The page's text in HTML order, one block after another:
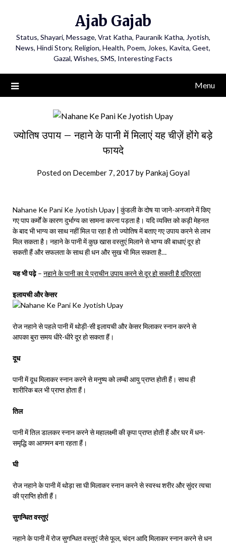
Ajab Gajab
Status, Shayari, Message, Vrat Katha, Pauranik Katha, Jyotish,
News, Hindi Story, Religion, Health, Poem, Jokes, Kavita, Geet,
Gazal, Wishes, SMS, Interesting Facts
Menu
ज्योतिष उपाय – नहाने के पानी में मिलाएं यह चीज़ें होंगे बड़े
फायदे
Posted on December 7, 2017 by Pankaj Goyal
Nahane Ke Pani Ke Jyotish Upay | कुंडली के दोष या जाने-अनजाने में किए
गए पाप कर्मों के कारण दुर्भाग्य का सामना करना पड़ता है। यदि व्यक्ति को कड़ी मेहनत
के बाद भी भाग्य का साथ नहीं मिल पा रहा है तो ज्योतिष में बताए गए उपाय करने से लाभ
मिल सकता है। नहाने के पानी में कुछ खास वस्तुएं मिलाने से भाग्य की बाधाएं दूर हो
सकती हैं और सफलता के साथ ही धन और सुख भी मिल सकता है…
यह भी पढ़े– नहाने के पानी का ये प्राचीन उपाय करने से दूर हो सकती है दरिद्रता
इलायची और केसर
रोज नहाने से पहले पानी में थोड़ी-सी इलायची और केसर मिलाकर स्नान करने से
आपका बुरा समय धीरे-धीरे दूर हो सकता हैं।
दूध
पानी में दूध मिलाकर स्नान करने से मनुष्य को लम्बी आयु प्राप्त होती हैं। साथ ही
शारीरिक बल भी प्राप्त होता हैं।
तिल
पानी में तिल डालकर स्नान करने से महालक्ष्मी की कृपा प्राप्त होती हैं और घर में धन-
समृद्धि का आगमन बना रहता हैं।
घी
रोज नहाने के पानी में थोड़ा सा घी मिलाकर स्नान करने से स्वस्थ शरीर और सुंदर त्वचा
की प्राप्ति होती हैं।
सुगन्धित वस्तुएं
नहाने के पानी में रोज सुगन्धित वस्तुएं जैसे फूल, चंदन आदि मिलाकर स्नान करने से धन